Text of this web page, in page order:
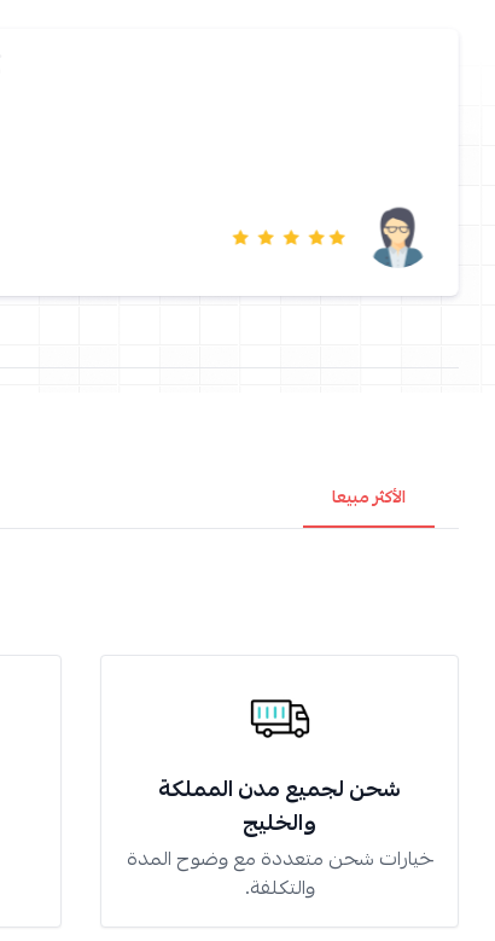
الأكثر مبيعا
شحن لجميع مدن المملكة
والخليج
خيارات شحن متعددة مع وضوح المدة
والتكلفة.